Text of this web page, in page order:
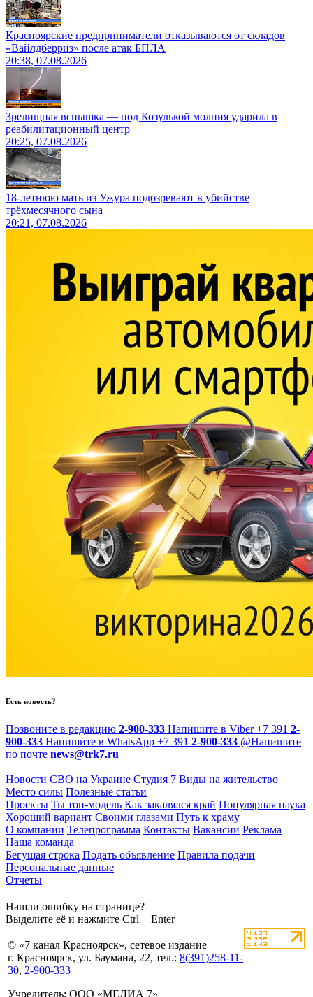
Красноярские предприниматели отказываются от складов
«Вайлдберриз» после атак БПЛА
20:38, 07.08.2026
Зрелищная вспышка — под Козулькой молния ударила в
реабилитационный центр
20:25, 07.08.2026
18-летнюю мать из Ужура подозревают в убийстве
трёхмесячного сына
20:21, 07.08.2026
Есть новость?
Позвоните в редакцию 2-900-333 Напишите в Viber +7 391 2-
900-333 Напишите в WhatsApp +7 391 2-900-333 @Напишите
по почте news@trk7.ru
Новости СВО на Украине Студия 7 Виды на жительство
Место силы Полезные статьи
Проекты Ты топ-модель Как закалялся край Популярная наука
Хороший вариант Своими глазами Путь к храму
О компании Телепрограмма Контакты Вакансии Реклама
Наша команда
Бегущая строка Подать объявление Правила подачи
Персональные данные
Отчеты
Нашли ошибку на странице?
Выделите её и нажмите Ctrl + Enter
© «7 канал Красноярск», сетевое издание
г. Красноярск, ул. Баумана, 22, тел.: 8(391)258-11-
30, 2-900-333
Учредитель: ООО «МЕДИА 7»